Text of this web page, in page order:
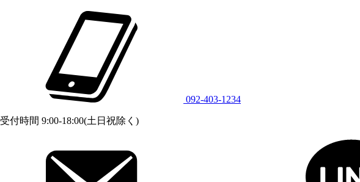
092-403-1234
受付時間 9:00-18:00(土日祝除く)